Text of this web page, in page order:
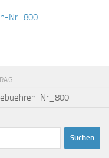
Nr_800
Nr_800